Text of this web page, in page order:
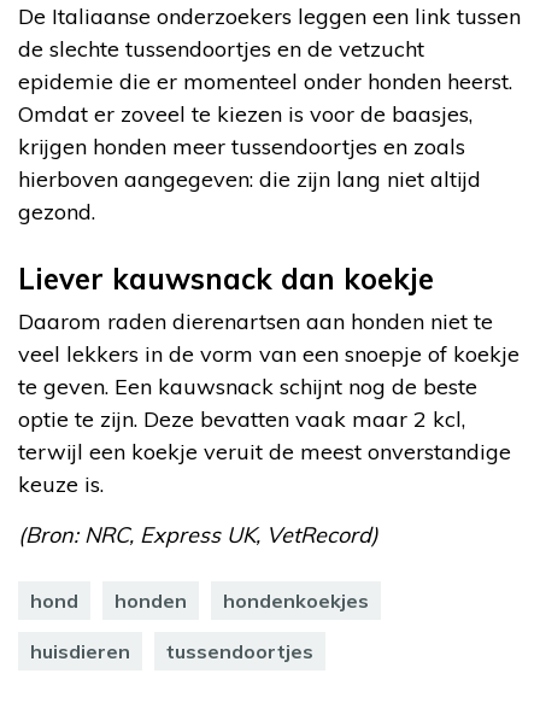
De Italiaanse onderzoekers leggen een link tussen
de slechte tussendoortjes en de vetzucht
epidemie die er momenteel onder honden heerst.
Omdat er zoveel te kiezen is voor de baasjes,
krijgen honden meer tussendoortjes en zoals
hierboven aangegeven: die zijn lang niet altijd
gezond.
Liever kauwsnack dan koekje
Daarom raden dierenartsen aan honden niet te
veel lekkers in de vorm van een snoepje of koekje
te geven. Een kauwsnack schijnt nog de beste
optie te zijn. Deze bevatten vaak maar 2 kcl,
terwijl een koekje veruit de meest onverstandige
keuze is.
(Bron: NRC, Express UK, VetRecord)
hond honden hondenkoekjes
huisdieren tussendoortjes